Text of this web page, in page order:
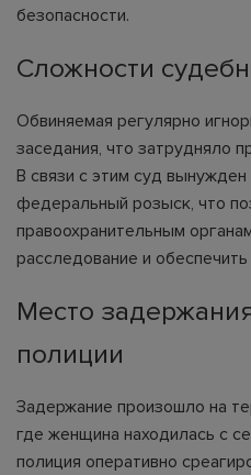
безопасности.
Сложности
Обвиняемая регулярно
заседания, что затрудняло
В связи с этим суд
федеральный розыск, что
правоохранительным
расследование и
Место
полиции
Задержание произошло на
где женщина находилась с
полиция оперативно